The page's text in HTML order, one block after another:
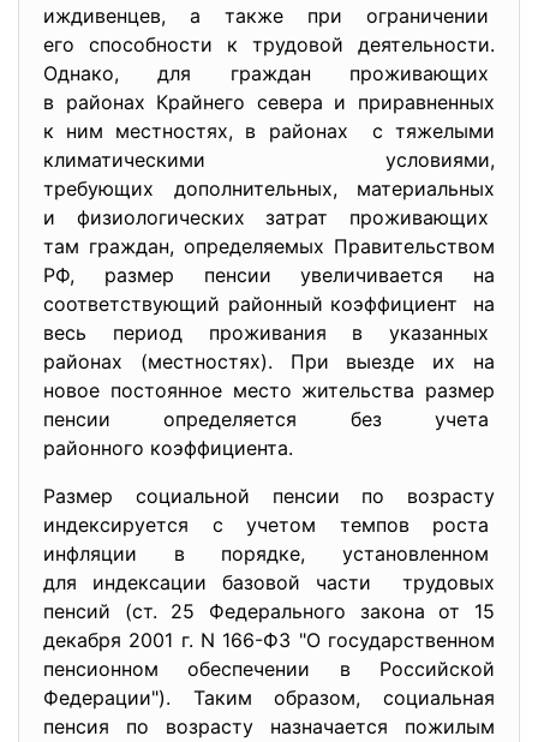
иждивенцев, а также при ограничении
его способности к трудовой деятельности.
Однако, для граждан проживающих
в районах Крайнего севера и приравненных
к ним местностях, в районах с тяжелыми
климатическими условиями,
требующих дополнительных, материальных
и физиологических затрат проживающих
там граждан, определяемых Правительством
РФ, размер пенсии увеличивается на
соответствующий районный коэффициент на
весь период проживания в указанных
районах (местностях). При выезде их на
новое постоянное место жительства размер
пенсии определяется без учета
районного коэффициента.
Размер социальной пенсии по возрасту
индексируется с учетом темпов роста
инфляции в порядке, установленном
для индексации базовой части трудовых
пенсий (ст. 25 Федерального закона от 15
декабря 2001 г. N 166-ФЗ "О государственном
пенсионном обеспечении в Российской
Федерации"). Таким образом, социальная
пенсия по возрасту назначается пожилым